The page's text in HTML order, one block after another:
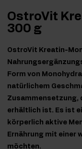
OstroVit
300 g
OstroVit Kreatin-
Form von
natürlichem
Zusammensetzung,
erhältlich ist. Es ist
körperlich aktive
Ernährung mit einer
möchten.